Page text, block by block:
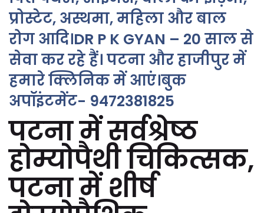
प्रोस्टेट, अस्थमा, महिला और बाल
रोग आदि।DR P K GYAN – 20 साल से
सेवा कर रहे हैं। पटना और हाजीपुर में
हमारे क्लिनिक में आएं।बुक
अपॉइंटमेंट- 9472381825
पटना में सर्वश्रेष्ठ
होम्योपैथी चिकित्सक,
पटना में शीर्ष